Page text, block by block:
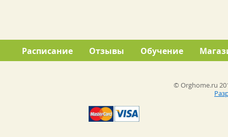
Расписание Отзывы Обучение
© Orghome.ru